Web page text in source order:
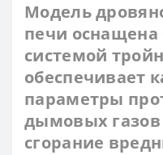
Модель
печи
системой
обеспечивает
параметры
дымовых
сгорание